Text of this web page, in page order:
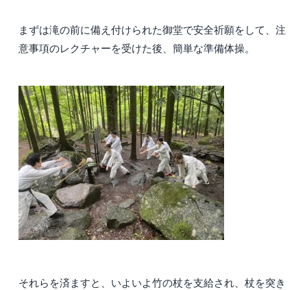
まずは滝の前に備え付けられた御堂で安全祈願をして、注
意事項のレクチャーを受けた後、簡単な準備体操。
それらを済ますと、いよいよ竹の杖を支給され、杖を突き